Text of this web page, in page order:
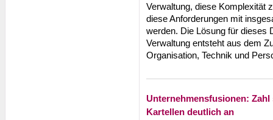
Verwaltung, diese Komplexität
diese Anforderungen mit
werden. Die Lösung für dieses
Verwaltung entsteht aus dem
Organisation, Technik und
Unternehmensfusionen:
Kartellen deutlich an